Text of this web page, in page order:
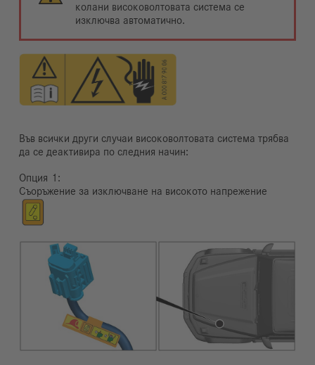
колани високоволтовата система се
изключва автоматично.
Във всички други случаи високоволтовата система трябва
да се деактивира по следния начин:
Опция
Съоръжение за изключване на високото напрежение